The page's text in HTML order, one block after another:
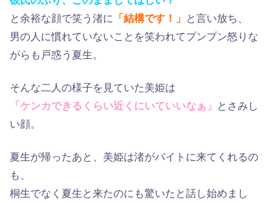
と余裕な顔で笑う渚に 「結構です！」
と言い放ち、
男の人に慣れていないことを笑われてプンプン怒りな
がらも戸惑う夏生。
そんな二人の様子を見ていた美姫は
「ケンカできるくらい近くにいていいなぁ」
とさみし
い顔。
夏生が帰ったあと、美姫は渚がバイトに来てくれるの
も、
桐生でなく夏生と来たのにも驚いたと話し始めまし